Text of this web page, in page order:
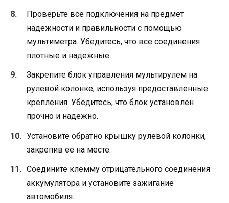
Проверьте все подключения на предмет
надежности и правильности с помощью
мультиметра. Убедитесь, что все соединения
плотные и надежные.
Закрепите блок управления мультирулем на
рулевой колонке, используя предоставленные
крепления. Убедитесь, что блок установлен
прочно и надежно.
Установите обратно крышку рулевой колонки,
закрепив ее на месте.
Соедините клемму отрицательного соединения
аккумулятора и установите зажигание
автомобиля.